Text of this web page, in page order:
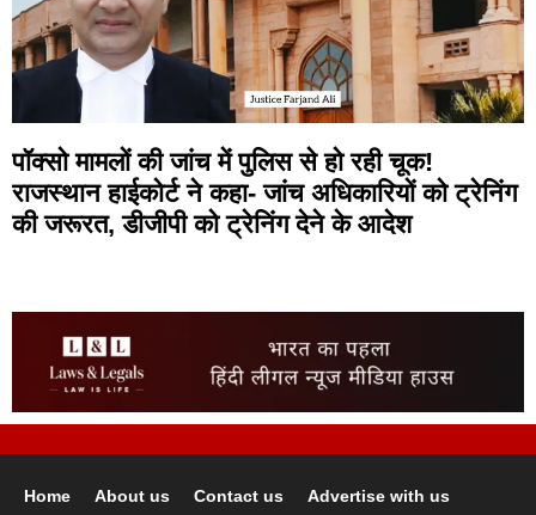
पॉक्सो मामलों की जांच में पुलिस से हो रही चूक!
राजस्थान हाईकोर्ट ने कहा- जांच अधिकारियों को ट्रेनिंग
की जरूरत, डीजीपी को ट्रेनिंग देने के आदेश
Home About us Contact us Advertise with us